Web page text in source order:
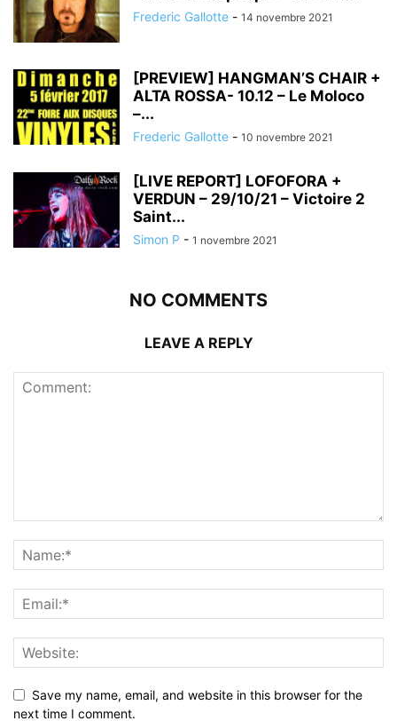
Frederic Gallotte - 14 novembre 2021
[PREVIEW] HANGMAN’S CHAIR +
ALTA ROSSA- 10.12 – Le Moloco
–...
Frederic Gallotte - 10 novembre 2021
[LIVE REPORT] LOFOFORA +
VERDUN – 29/10/21 – Victoire 2
Saint...
Simon P - 1 novembre 2021
NO COMMENTS
LEAVE A REPLY
Save my name, email, and website in this browser for the
next time I comment.